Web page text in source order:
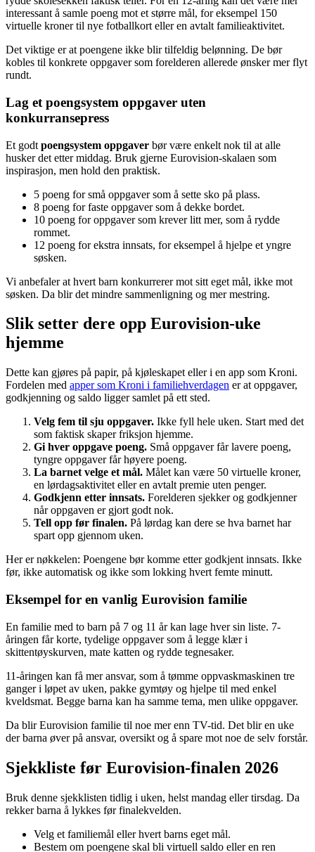
interessant å samle poeng mot et større mål, for eksempel 150
virtuelle kroner til nye fotballkort eller en avtalt familieaktivitet.
Det viktige er at poengene ikke blir tilfeldig belønning. De bør
kobles til konkrete oppgaver som forelderen allerede ønsker mer flyt
rundt.
Lag et poengsystem oppgaver uten
konkurransepress
Et godt poengsystem oppgaver bør være enkelt nok til at alle
husker det etter middag. Bruk gjerne Eurovision-skalaen som
inspirasjon, men hold den praktisk.
5 poeng for små oppgaver som å sette sko på plass.
8 poeng for faste oppgaver som å dekke bordet.
10 poeng for oppgaver som krever litt mer, som å rydde
rommet.
12 poeng for ekstra innsats, for eksempel å hjelpe et yngre
søsken.
Vi anbefaler at hvert barn konkurrerer mot sitt eget mål, ikke mot
søsken. Da blir det mindre sammenligning og mer mestring.
Slik setter dere opp Eurovision-uke
hjemme
Dette kan gjøres på papir, på kjøleskapet eller i en app som Kroni.
Fordelen med apper som Kroni i familiehverdagen er at oppgaver,
godkjenning og saldo ligger samlet på ett sted.
Velg fem til sju oppgaver. Ikke fyll hele uken. Start med det
som faktisk skaper friksjon hjemme.
Gi hver oppgave poeng. Små oppgaver får lavere poeng,
tyngre oppgaver får høyere poeng.
La barnet velge et mål. Målet kan være 50 virtuelle kroner,
en lørdagsaktivitet eller en avtalt premie uten penger.
Godkjenn etter innsats. Forelderen sjekker og godkjenner
når oppgaven er gjort godt nok.
Tell opp før finalen. På lørdag kan dere se hva barnet har
spart opp gjennom uken.
Her er nøkkelen: Poengene bør komme etter godkjent innsats. Ikke
før, ikke automatisk og ikke som lokking hvert femte minutt.
Eksempel for en vanlig Eurovision familie
En familie med to barn på 7 og 11 år kan lage hver sin liste. 7-
åringen får korte, tydelige oppgaver som å legge klær i
skittentøyskurven, mate katten og rydde tegnesaker.
11-åringen kan få mer ansvar, som å tømme oppvaskmaskinen tre
ganger i løpet av uken, pakke gymtøy og hjelpe til med enkel
kveldsmat. Begge barna kan ha samme tema, men ulike oppgaver.
Da blir Eurovision familie til noe mer enn TV-tid. Det blir en uke
der barna øver på ansvar, oversikt og å spare mot noe de selv forstår.
Sjekkliste før Eurovision-finalen 2026
Bruk denne sjekklisten tidlig i uken, helst mandag eller tirsdag. Da
rekker barna å lykkes før finalekvelden.
Velg et familiemål eller hvert barns eget mål.
Bestem om poengene skal bli virtuell saldo eller en ren